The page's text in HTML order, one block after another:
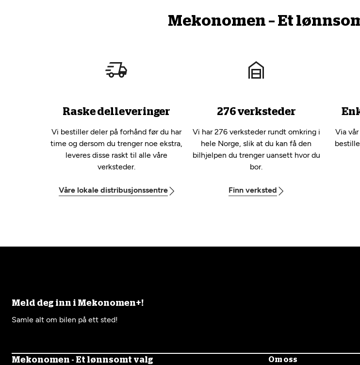
Mekonomen – Et
Raske delleveringer
Vi bestiller deler på forhånd før du har
time og dersom du trenger noe ekstra,
leveres disse raskt til alle våre
verksteder.
Våre lokale distribusjonssentre
276 verksteder
Vi har 276 verksteder rundt omkring i
hele Norge, slik at du kan få den
bilhjelpen du trenger uansett hvor du
bor.
Finn verksted
Via
Meld deg inn i Mekonomen+!
Samle alt om bilen på ett sted!
Mekonomen - Et lønnsomt valg Om oss